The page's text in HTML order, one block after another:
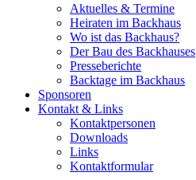
Aktuelles & Termine
Heiraten im Backhaus
Wo ist das Backhaus?
Der Bau des Backhauses
Presseberichte
Backtage im Backhaus
Sponsoren
Kontakt & Links
Kontaktpersonen
Downloads
Links
Kontaktformular